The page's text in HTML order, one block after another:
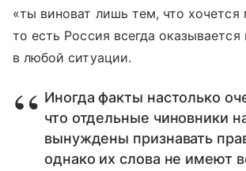
«ты виноват лишь тем, что
то есть Россия всегда оказывается
в любой ситуации.
Иногда факты настолько
что отдельные чиновники
вынуждены признавать
однако их слова не имеют